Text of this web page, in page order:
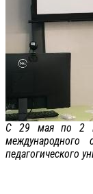
С 29 мая по 2
международного
педагогического